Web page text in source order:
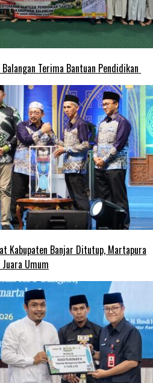
Terima Bantuan Pendidikan
Kabupaten Banjar Ditutup, Martapura
Umum